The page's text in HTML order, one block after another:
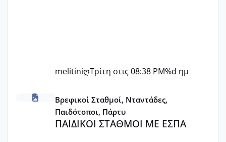
melitiniღΤρίτη στις 08:38 PM%d ημ
ΠΑΙΔΙΚΟΙ ΣΤΑΘΜΟΙ ΜΕ ΕΣΠΑ
Βρεφικοί Σταθμοί, Νταντάδες,
Παιδότοποι, Πάρτυ
ΠΑΙΔΙΚΟΙ ΣΤΑΘΜΟΙ ΜΕ ΕΣΠΑ